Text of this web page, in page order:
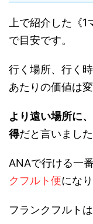
上で紹介した《1
で目安です。
行く場所、行く
あたりの価値は変
より遠い場所に
得だと言いました
ANAで行ける一
クフルト便になり
フランクフルト